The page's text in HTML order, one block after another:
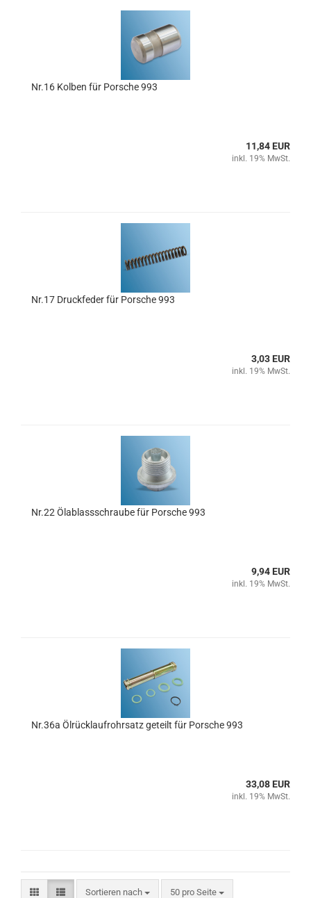
Nr.16 Kolben für Porsche 993
11,84 EUR
inkl. 19% MwSt.
Nr.17 Druckfeder für Porsche 993
3,03 EUR
inkl. 19% MwSt.
Nr.22 Ölablassschraube für Porsche 993
9,94 EUR
inkl. 19% MwSt.
Nr.36a Ölrücklaufrohrsatz geteilt für Porsche 993
33,08 EUR
inkl. 19% MwSt.
Sortieren nach
Sortieren nach 50 pro Seite
pro Seite